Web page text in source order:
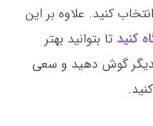
کنید. علاوه بر این
کنید تا بتوانید بهتر
گوش دهید و سعی